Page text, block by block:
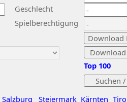
Geschlecht
Spielberechtigung
Salzburg Steiermark Kärnten
Top 100